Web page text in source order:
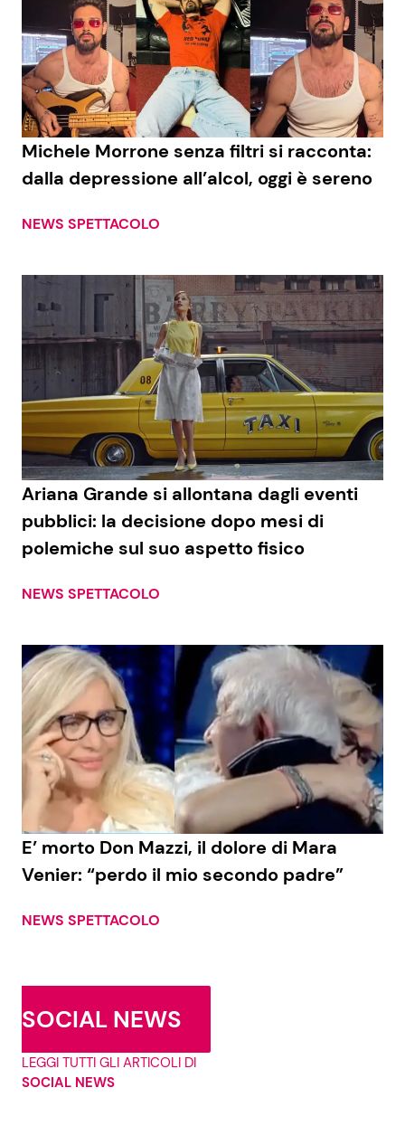
Michele Morrone senza filtri si racconta:
dalla depressione all’alcol, oggi è sereno
NEWS SPETTACOLO
Ariana Grande si allontana dagli eventi
pubblici: la decisione dopo mesi di
polemiche sul suo aspetto fisico
NEWS SPETTACOLO
E’ morto Don Mazzi, il dolore di Mara
Venier: “perdo il mio secondo padre”
NEWS SPETTACOLO
SOCIAL NEWS
LEGGI TUTTI GLI ARTICOLI DI
SOCIAL NEWS